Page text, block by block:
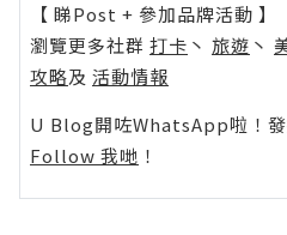
【 睇Post + 參加品牌活動 】
瀏覽更多社群 打卡 丶 旅遊 丶
攻略及 活動情報
U Blog開咗WhatsApp啦！發
Follow 我哋 ！